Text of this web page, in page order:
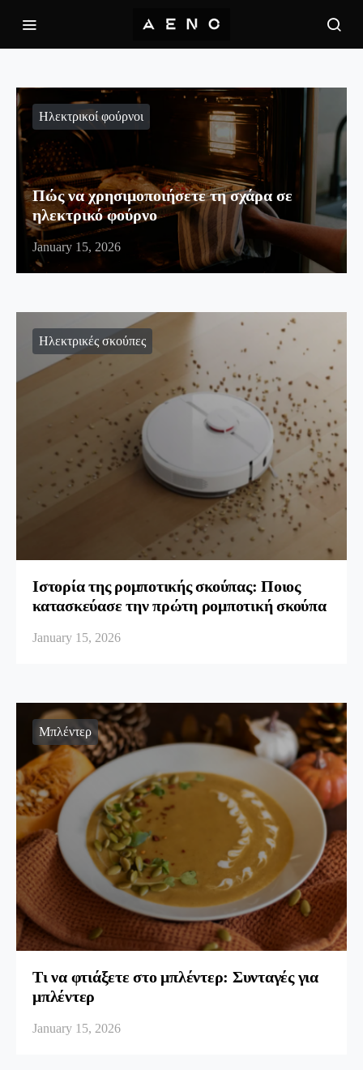
Ηλεκτρικοί φούρνοι
Πώς να χρησιμοποιήσετε τη σχάρα σε
ηλεκτρικό φούρνο
January 15, 2026
Ηλεκτρικές σκούπες
Ιστορία της ρομποτικής σκούπας: Ποιος
κατασκεύασε την πρώτη ρομποτική σκούπα
January 15, 2026
Μπλέντερ
Τι να φτιάξετε στο μπλέντερ: Συνταγές για
μπλέντερ
January 15, 2026